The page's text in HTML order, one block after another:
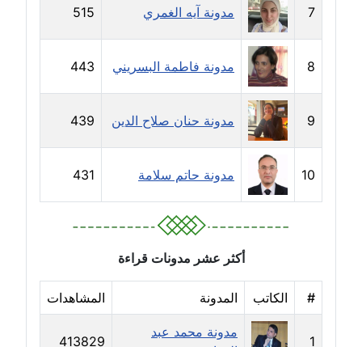
عاملة
مدونة حجازي يونس
عاملة
مدونة حسن رجب
عاملة
مدونة حسن غريب
معلق
مدونة حسن محي الدين
مدونة حسين العلي
عاملة
7 مدونة آيه الغمري 515
8 مدونة فاطمة البسريني 443
9 مدونة حنان صلاح الدين 439
10 مدونة حاتم سلامة 431
أكثر عشر مدونات قراءة
# الكاتب المدونة المشاهدات
1
مدونة محمد عبد
413829